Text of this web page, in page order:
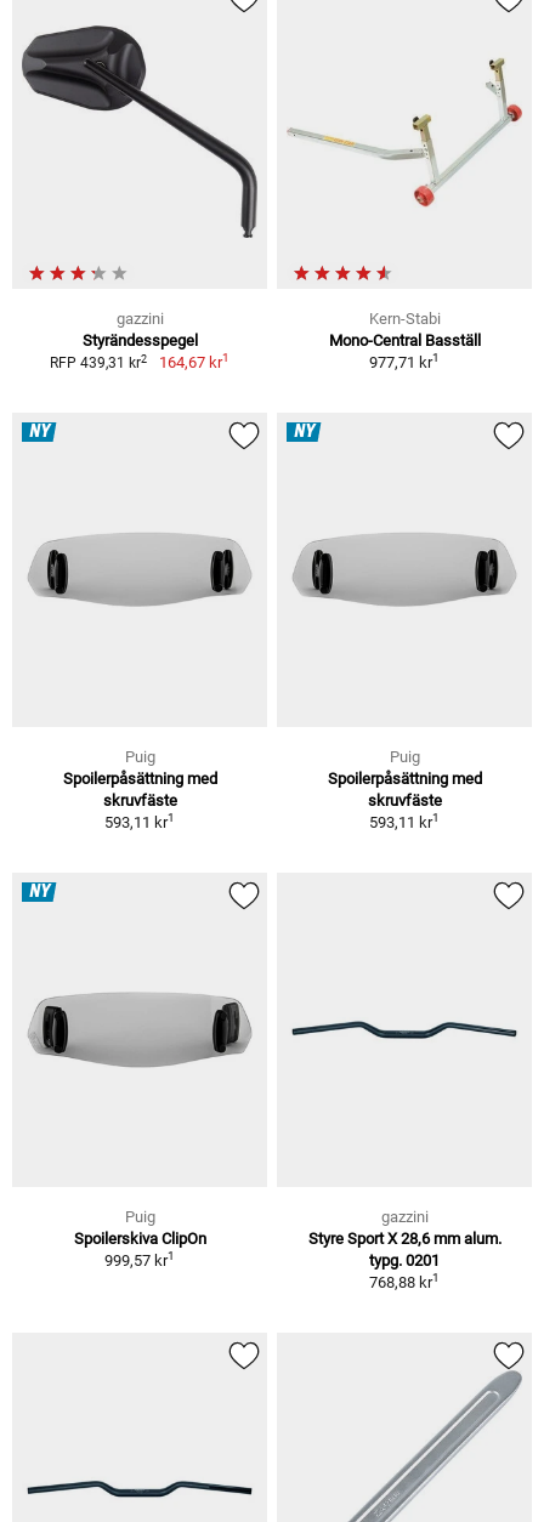
gazzini
Styrändesspegel
RFP 439,31 kr2 164,67 kr1
Kern-Stabi
Mono-Central Basställ
977,71 kr1
NY
Puig
Spoilerpåsättning med
skruvfäste
593,11 kr1
NY
Puig
Spoilerpåsättning med
skruvfäste
593,11 kr1
NY
Puig
Spoilerskiva ClipOn
999,57 kr1
gazzini
Styre Sport X 28,6 mm alum.
typg. 0201
768,88 kr1